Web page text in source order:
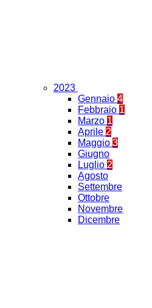
2023
Gennaio 4
Febbraio 1
Marzo 1
Aprile 2
Maggio 3
Giugno
Luglio 2
Agosto
Settembre
Ottobre
Novembre
Dicembre